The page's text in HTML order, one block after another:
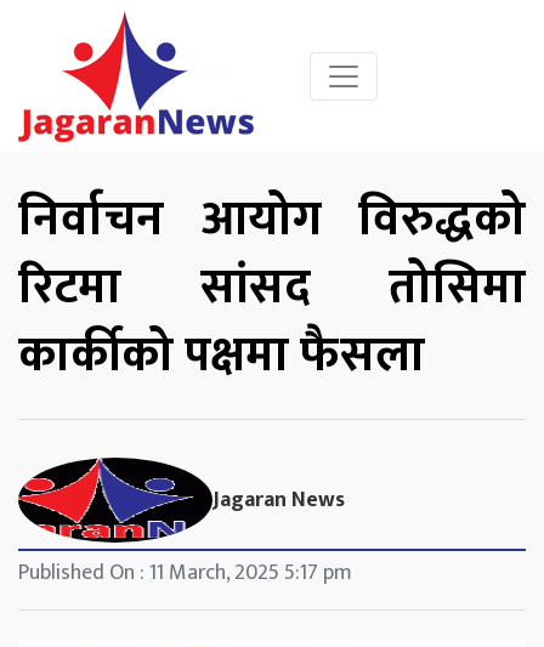
निर्वाचन आयोग विरुद्धको
रिटमा सांसद तोसिमा
कार्कीको पक्षमा फैसला
Jagaran News
Published On : 11 March, 2025 5:17 pm